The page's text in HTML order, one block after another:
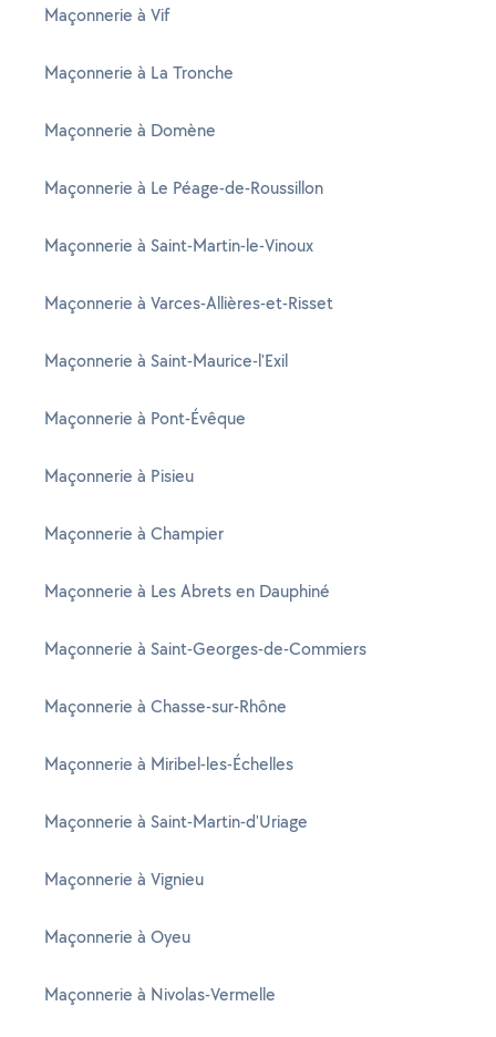
Maçonnerie à Vif
Maçonnerie à La Tronche
Maçonnerie à Domène
Maçonnerie à Le Péage-de-Roussillon
Maçonnerie à Saint-Martin-le-Vinoux
Maçonnerie à Varces-Allières-et-Risset
Maçonnerie à Saint-Maurice-l'Exil
Maçonnerie à Pont-Évêque
Maçonnerie à Pisieu
Maçonnerie à Champier
Maçonnerie à Les Abrets en Dauphiné
Maçonnerie à Saint-Georges-de-Commiers
Maçonnerie à Chasse-sur-Rhône
Maçonnerie à Miribel-les-Échelles
Maçonnerie à Saint-Martin-d'Uriage
Maçonnerie à Vignieu
Maçonnerie à Oyeu
Maçonnerie à Nivolas-Vermelle